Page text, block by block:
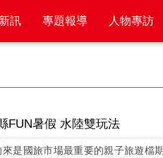
訊 專題報導 人物專訪
FUN暑假 水陸雙玩法
來是國旅市場最重要的親子旅遊檔